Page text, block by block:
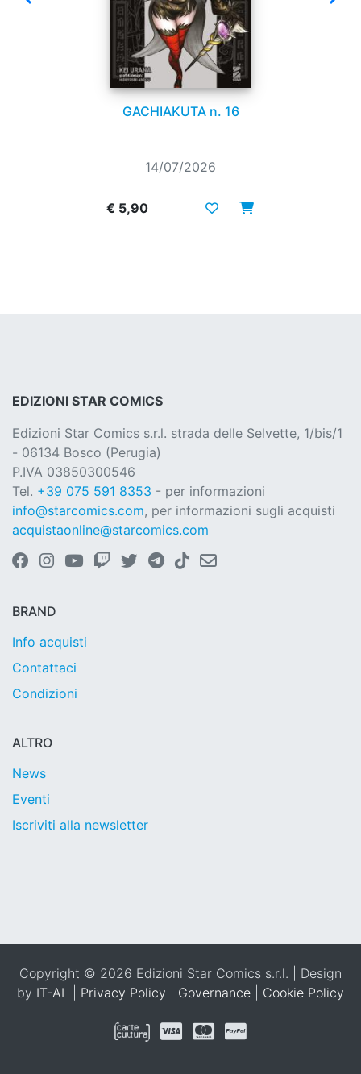
GACHIAKUTA n. 16
14/07/2026
€ 5,90
EDIZIONI STAR COMICS
Edizioni Star Comics s.r.l. strada delle Selvette, 1/bis/1
- 06134 Bosco (Perugia)
P.IVA 03850300546
Tel. +39 075 591 8353 - per informazioni
info@starcomics.com, per informazioni sugli acquisti
acquistaonline@starcomics.com
BRAND
Info acquisti
Contattaci
Condizioni
ALTRO
News
Eventi
Iscriviti alla newsletter
Copyright © 2026 Edizioni Star Comics s.r.l. | Design
by IT-AL Privacy Policy Governance Cookie Policy